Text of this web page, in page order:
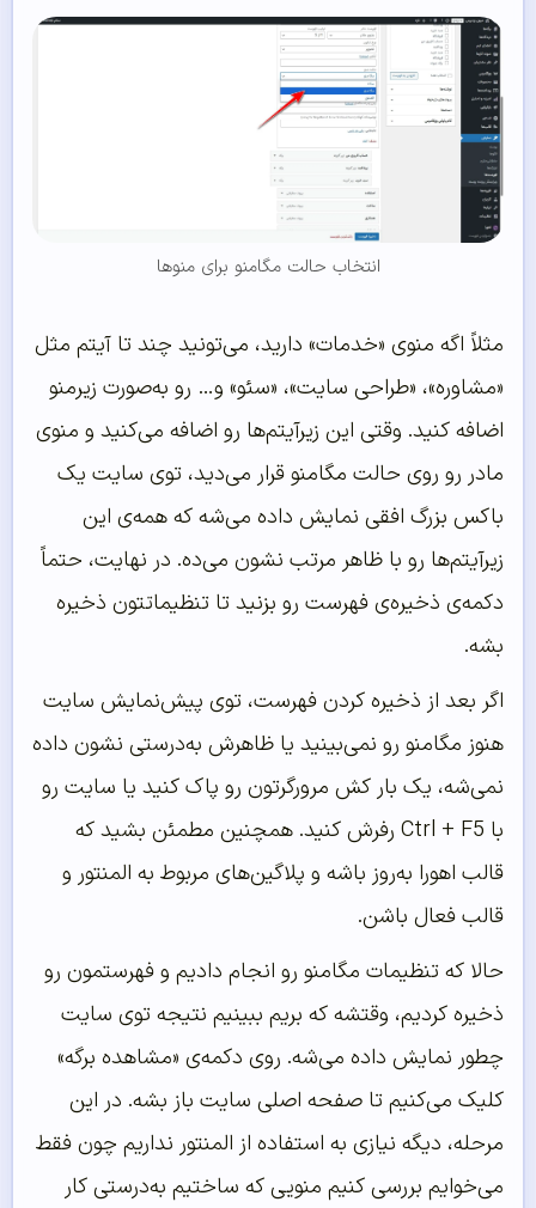
انتخاب حالت مگامنو برای منوها
مثلاً اگه منوی «خدمات» دارید، می‌تونید چند تا آیتم مثل
«مشاوره»، «طراحی سایت»، «سئو» و… رو به‌صورت زیرمنو
اضافه کنید. وقتی این زیرآیتم‌ها رو اضافه می‌کنید و منوی
مادر رو روی حالت مگامنو قرار می‌دید، توی سایت یک
باکس بزرگ افقی نمایش داده می‌شه که همه‌ی این
زیرآیتم‌ها رو با ظاهر مرتب نشون می‌ده. در نهایت، حتماً
دکمه‌ی ذخیره‌ی فهرست رو بزنید تا تنظیماتتون ذخیره
بشه.
اگر بعد از ذخیره کردن فهرست، توی پیش‌نمایش سایت
هنوز مگامنو رو نمی‌بینید یا ظاهرش به‌درستی نشون داده
نمی‌شه، یک بار کش مرورگرتون رو پاک کنید یا سایت رو
با Ctrl + F5 رفرش کنید. همچنین مطمئن بشید که
قالب اهورا به‌روز باشه و پلاگین‌های مربوط به المنتور و
قالب فعال باشن.
حالا که تنظیمات مگامنو رو انجام دادیم و فهرستمون رو
ذخیره کردیم، وقتشه که بریم ببینیم نتیجه توی سایت
چطور نمایش داده می‌شه. روی دکمه‌ی «مشاهده برگه»
کلیک می‌کنیم تا صفحه اصلی سایت باز بشه. در این
مرحله، دیگه نیازی به استفاده از المنتور نداریم چون فقط
می‌خوایم بررسی کنیم منویی که ساختیم به‌درستی کار